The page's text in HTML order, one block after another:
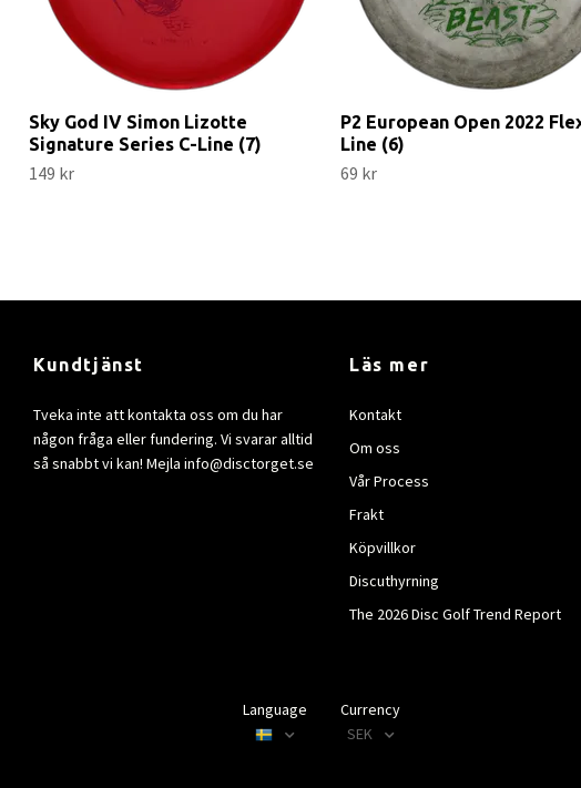
Sky God IV Simon Lizotte
Signature Series C-Line (7)
149 kr
P2 European Open 2022
Line (6)
69 kr
Kundtjänst
Tveka inte att kontakta oss om du har
någon fråga eller fundering. Vi svarar alltid
så snabbt vi kan! Mejla info@disctorget.se
Läs mer
Kontakt
Om oss
Vår Process
Frakt
Köpvillkor
Discuthyrning
The 2026 Disc Golf Trend Report
Language
Currency
SEK